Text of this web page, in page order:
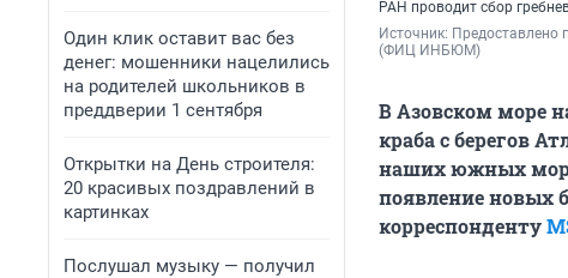
Один клик оставит вас без
денег: мошенники нацелились
на родителей школьников в
преддверии 1 сентября
Открытки на День строителя:
20 красивых поздравлений в
картинках
Послушал музыку — получил
РАН проводит сбор
Источник: Предоставлено
(ФИЦ ИНБЮМ)
В Азовском море
краба с берегов
наших южных
появление новых
корреспонденту